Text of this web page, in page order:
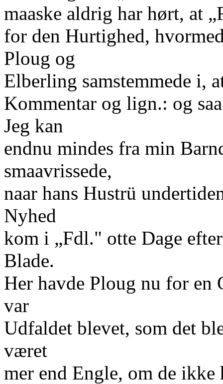
maaske aldrig har hørt, at
for den Hurtighed,
Ploug og
Elberling samstemmede i,
Kommentar og lign.: og
Jeg kan
endnu mindes fra min
smaavrissede,
naar hans Hustrü
Nyhed
kom i „Fdl." otte Dage
Blade.
Her havde Ploug nu for en
var
Udfaldet blevet, som det
været
mer end Engle, om de